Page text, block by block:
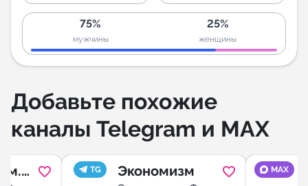
75%
мужчины
25%
женщины
Добавьте похожие
каналы Telegram и MAX
TG Экономизм MAX